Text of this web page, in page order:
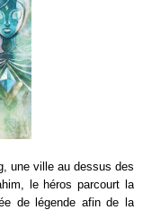
une ville au dessus des
le héros parcourt la
de légende afin de la